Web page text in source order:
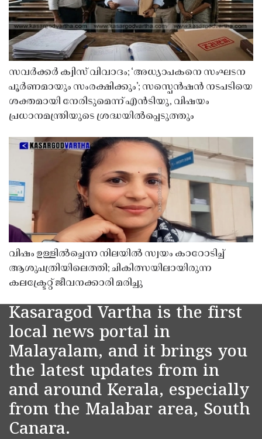
സവർക്കർ ക്വിസ് വിവാദം; ‘അധ്യാപകനെ സംഘടന
പൂർണമായും സംരക്ഷിക്കും’; സസ്പെൻഷൻ നടപടിയെ
ശക്തമായി നേരിടുമെന്ന് എൻടിയു, വിഷയം
പ്രധാനമന്ത്രിയുടെ ശ്രദ്ധയിൽപ്പെടുത്തും
വിഷം ഉള്ളിൽച്ചെന്ന നിലയിൽ സ്വയം കാറോടിച്ച്
ആശുപത്രിയിലെത്തി; ചികിത്സയിലായിരുന്ന
കലക്ട്രേറ്റ് ജീവനക്കാരി മരിച്ചു
Kasaragod Vartha is the first
local news portal in
Malayalam, and it brings you
the latest updates from in
and around Kerala, especially
from the Malabar area, South
Canara.